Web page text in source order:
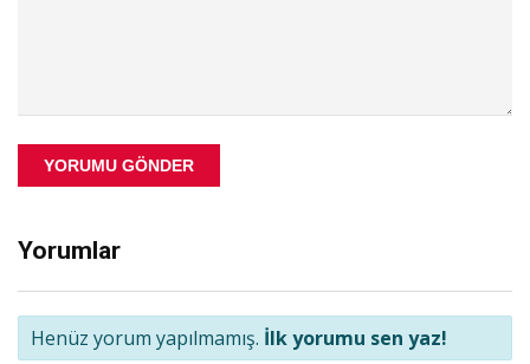
YORUMU GÖNDER
Yorumlar
Henüz yorum yapılmamış. İlk yorumu sen yaz!